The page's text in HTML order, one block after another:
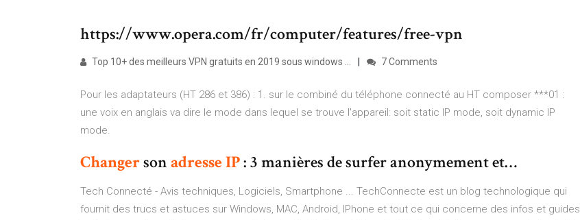
https://www.opera.com/fr/computer/features/free-vpn
Top 10+ des meilleurs VPN gratuits en 2019 sous windows ... 7 Comments
Pour les adaptateurs (HT 286 et 386) : 1. sur le combiné du téléphone connecté au HT composer ***01 :
une voix en anglais va dire le mode dans lequel se trouve l'appareil: soit static IP mode, soit dynamic IP
mode.
ChangersonadresseIP: 3 manières de surfer anonymement et…
Tech Connecté - Avis techniques, Logiciels, Smartphone ... TechConnecte est un blog technologique qui
fournit des trucs et astuces sur Windows, MAC, Android, IPhone et tout ce qui concerne des infos et guides